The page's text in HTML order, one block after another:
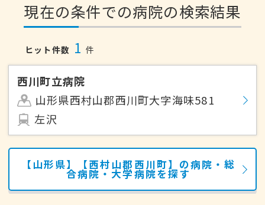
現在の条件での病院の検索結果
ヒット件数 1 件
西川町立病院
山形県西村山郡西川町大字海味581
左沢
【山形県】【西村山郡西川町】の病院・総
合病院・大学病院を探す